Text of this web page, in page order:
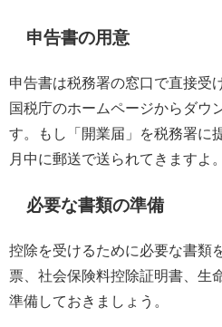
申告書の用意
申告書は税務署の窓口で直接受
国税庁のホームページからダウ
す。もし「開業届」を税務署に
月中に郵送で送られてきますよ。
必要な書類の準備
控除を受けるために必要な書類
票、社会保険料控除証明書、生
準備しておきましょう。